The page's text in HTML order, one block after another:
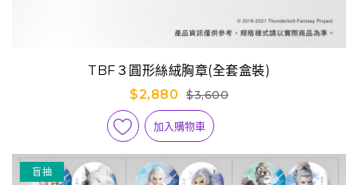
TBF３圓形絲絨胸章(全套盒裝)
$2,880
$3,600
加入購物車
盲抽